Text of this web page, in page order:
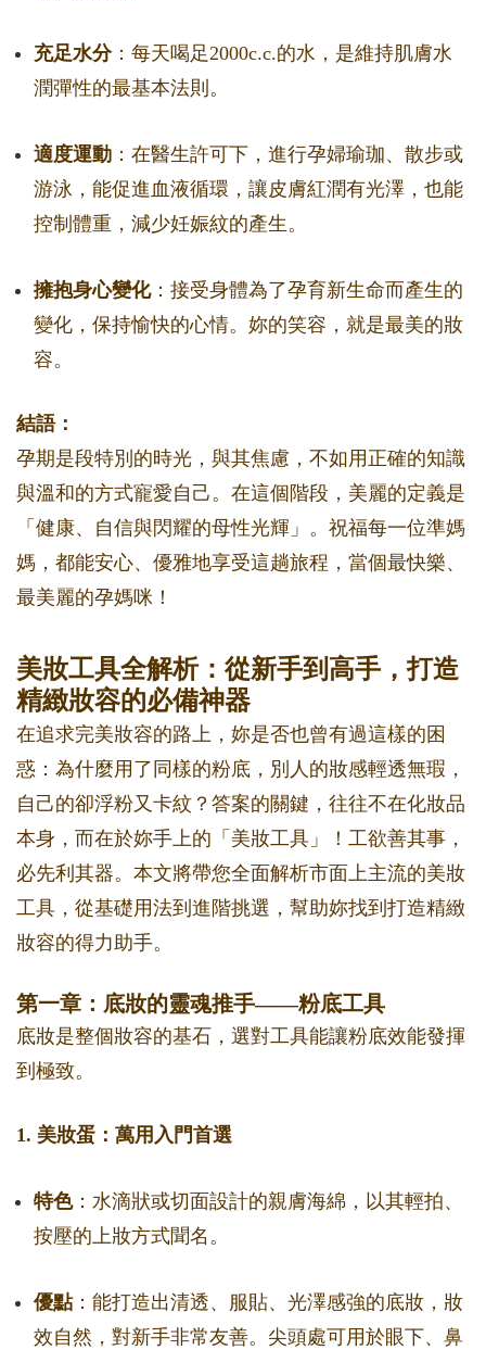
充足水分：每天喝足2000c.c.的水，是維持肌膚水
潤彈性的最基本法則。
適度運動 ：在醫生許可下，進行孕婦瑜珈、散步或
游泳，能促進血液循環，讓皮膚紅潤有光澤，也能
控制體重，減少妊娠紋的產生。
擁抱身心變化：接受身體為了孕育新生命而產生的
變化，保持愉快的心情。妳的笑容，就是最美的妝
容。
結語：
孕期是段特別的時光，與其焦慮，不如用正確的知識
與溫和的方式寵愛自己。在這個階段，美麗的定義是
「健康、自信與閃耀的母性光輝」。祝福每一位準媽
媽，都能安心、優雅地享受這趟旅程，當個最快樂、
最美麗的孕媽咪！
美妝工具全解析：從新手到高手，打造
精緻妝容的必備神器
在追求完美妝容的路上，妳是否也曾有過這樣的困
惑：為什麼用了同樣的粉底，別人的妝感輕透無瑕，
自己的卻浮粉又卡紋？答案的關鍵，往往不在化妝品
本身，而在於妳手上的「美妝工具」！工欲善其事，
必先利其器。本文將帶您全面解析市面上主流的美妝
工具，從基礎用法到進階挑選，幫助妳找到打造精緻
妝容的得力助手。
第一章：底妝的靈魂推手——粉底工具
底妝是整個妝容的基石，選對工具能讓粉底效能發揮
到極致。
1. 美妝蛋：萬用入門首選
特色：水滴狀或切面設計的親膚海綿，以其輕拍、
按壓的上妝方式聞名。
優點：能打造出清透、服貼、光澤感強的底妝，妝
效自然，對新手非常友善。尖頭處可用於眼下、鼻